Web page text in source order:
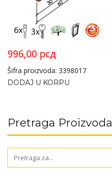
996,00 рсд
Šifra proizvoda: 3398017
DODAJ U KORPU
Pretraga Proizvoda